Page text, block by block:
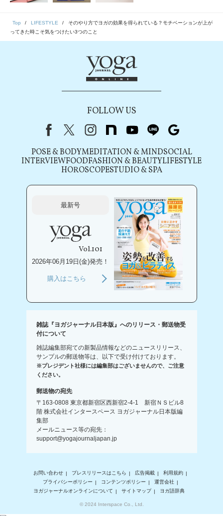
Top LIFESTYLE
そのやり方でヨガの効果を得られている？モチベーションが上が
ってきた時こそ気をつけたい3つのこと
FOLLOW US
FacebookX（旧Twitter）
instagram
note youtubeline
POSE & BODYMEDITATION & MINDSOCIAL
INTERVIEWFOODFASHION & BEAUTYLIFESTYLE
HOROSCOPESTUDIO & SPA
最新号
Vol.101
2026年06月19日(金)発売！
購入はこちら
雑誌『ヨガジャーナル日本版』へのリリース・郵送物受
付について
雑誌編集部宛ての新製品情報などのニュースリリース、
サンプルの郵送物等は、以下で受け付けております。
※プレジデント社様には編集部はございませんので、ご注意
ください。
郵送物の宛先
〒163-0808 東京都新宿区西新宿2-4-1 新宿ＮＳビル8
階 株式会社インタースペース ヨガジャーナル日本版編
集部
メールニュース等の宛先：
support@yogajournaljapan.jp
お問い合わせ プレスリリースはこちら 広告掲載
利用規約
プライバシーポリシー
コンテンツポリシー
運営会社
ヨガジャーナルオンラインについて
サイトマップ ヨガ語辞典
© 2024 Interspace Co., Ltd.